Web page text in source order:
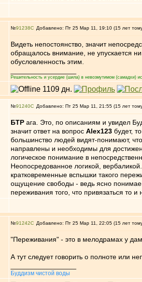
№91238 Добавлено: Пт 25 Мар 11, 19:10 (15 лет
Видеть непостоянство, значит
обращалось внимание, не упускается ни
обусловленность этим.
Решительность и усердие (шила) в невозмутимом (самадхи)
№91240 Добавлено: Пт 25 Мар 11, 21:55 (15 лет
БТР ага. Это, по описаниям и увидел
значит ответ на вопрос Alex123 будет,
большинство людей видят-понимают,
направлены и необходимы для
логическое понимание в
Неопосредованное логикой,
кратковременные вспышки такого
ощущение свободы - ведь ясно
переживания того, что привязаться то
№91242 Добавлено: Пт 25 Мар 11, 22:05 (15 лет
"Переживания" - это в мелодрамах у
А тут следует говорить о полноте или
Буддизм чистой воды